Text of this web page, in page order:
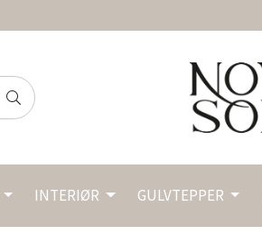
INTERIØR GULVTEPPER